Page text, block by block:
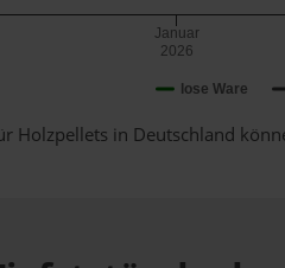
lose Ware
Januar
2026
Holzpellets in Deutschland